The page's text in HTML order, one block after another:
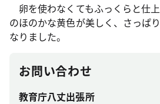
卵を使わなくてもふっくらと仕
のほのかな黄色が美しく、さっぱ
なりました。
お問い合わせ
教育庁八丈出張所